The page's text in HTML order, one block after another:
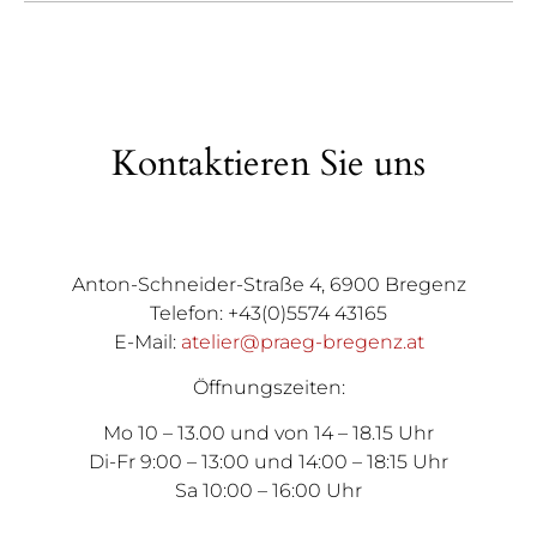
Kontaktieren Sie uns
Anton-Schneider-Straße 4, 6900 Bregenz
Telefon: +43(0)5574 43165
E-Mail: atelier@praeg-bregenz.at
Öffnungszeiten:
Mo 10 – 13.00 und von 14 – 18.15 Uhr
Di-Fr 9:00 – 13:00 und 14:00 – 18:15 Uhr
Sa 10:00 – 16:00 Uhr